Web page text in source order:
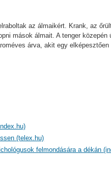
az álmaikért. Krank, az
mások álmait. A tenger
árva, akit egy
(telex.hu)
felmondására a dékán